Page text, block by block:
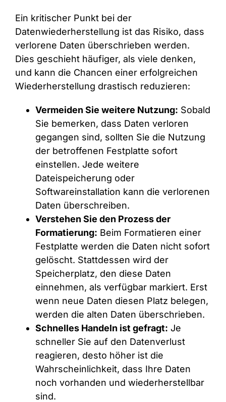
Ein kritischer Punkt bei der
Datenwiederherstellung ist das Risiko, dass
verlorene Daten überschrieben werden.
Dies geschieht häufiger, als viele denken,
und kann die Chancen einer erfolgreichen
Wiederherstellung drastisch reduzieren:
Vermeiden Sie weitere Nutzung: Sobald
Sie bemerken, dass Daten verloren
gegangen sind, sollten Sie die Nutzung
der betroffenen Festplatte sofort
einstellen. Jede weitere
Dateispeicherung oder
Softwareinstallation kann die verlorenen
Daten überschreiben.
Verstehen Sie den Prozess der
Formatierung: Beim Formatieren einer
Festplatte werden die Daten nicht sofort
gelöscht. Stattdessen wird der
Speicherplatz, den diese Daten
einnehmen, als verfügbar markiert. Erst
wenn neue Daten diesen Platz belegen,
werden die alten Daten überschrieben.
Schnelles Handeln ist gefragt: Je
schneller Sie auf den Datenverlust
reagieren, desto höher ist die
Wahrscheinlichkeit, dass Ihre Daten
noch vorhanden und wiederherstellbar
sind.